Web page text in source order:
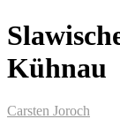
Kühnau
Carsten Joroch